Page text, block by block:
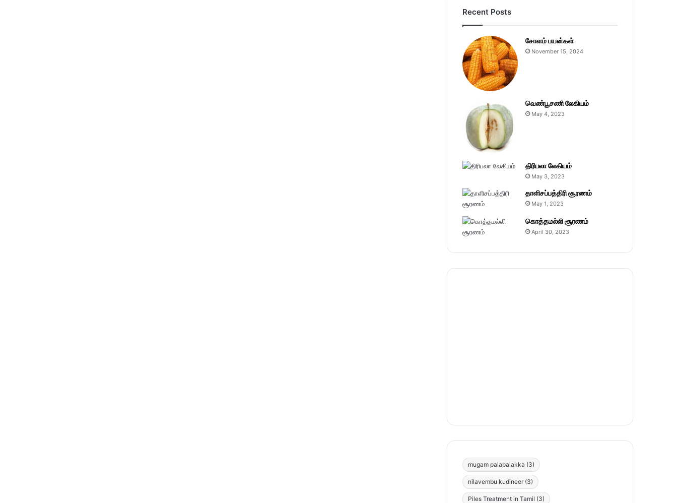
Recent Posts
சோளம் பயன்கள்
November 15, 2024
வெண்பூசணி லேகியம்
May 4, 2023
திரிபலா லேகியம்
May 3, 2023
தாளிசப்பத்திரி சூரணம்
May 1, 2023
கொத்தமல்லி சூரணம்
April 30, 2023
mugam palapalakka (3)
nilavembu kudineer (3)
Piles Treatment in Tamil (3)